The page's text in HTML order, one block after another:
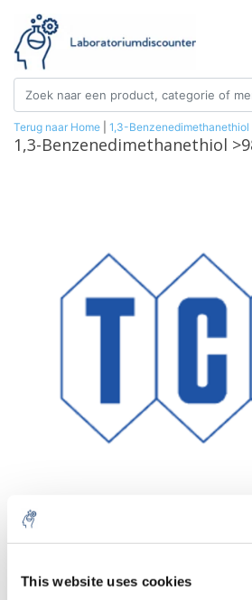
This website uses cookies
Terug naar Home 1,3-Benzenedimethanethiol
1,3-Benzenedimethanethiol